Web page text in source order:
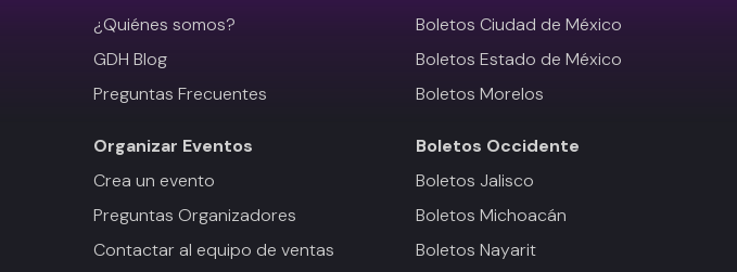
¿Quiénes somos?
GDH Blog
Preguntas Frecuentes
Organizar Eventos
Crea un evento
Preguntas Organizadores
Contactar al equipo de ventas
Boletos Ciudad de México
Boletos Estado de México
Boletos Morelos
Boletos Occidente
Boletos Jalisco
Boletos Michoacán
Boletos Nayarit